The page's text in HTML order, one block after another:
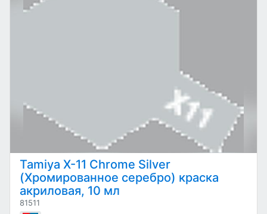
Tamiya Х-11 Chrome Silver
(Хромированное серебро) краска
акриловая, 10 мл
81511